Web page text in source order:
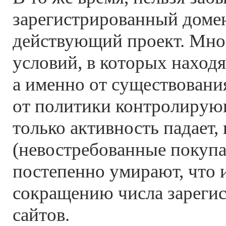
зарегистрированный
действующий проект.
условий, в которых
а именно от
от политики
только активность
(невостребованные
постепенно умирают, что
сокращению числа
сайтов.